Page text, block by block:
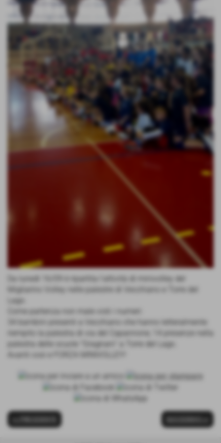
Da lunedì 16/09 è ripartita l'attività di minivolley del
Migliarino Volley nelle palestre di Vecchiano e Torre del
Lago.
Come partenza non male visti i numeri:
34 bambini presenti a Vecchiano che hanno letteralmente
riempito la palestra di via del Capannone; 14 presenze nella
palestra delle scuole "Gragnani" a Torre del Lago.
Avanti così e FORZA MINIVOLLEY!